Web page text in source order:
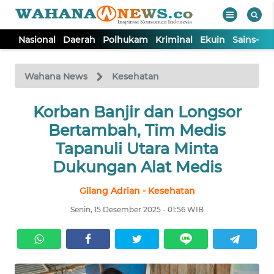
Nasional Daerah Polhukam Kriminal Ekuin Sains-
Wahana News Kesehatan
Korban Banjir dan Longsor
Bertambah, Tim Medis
Tapanuli Utara Minta
Dukungan Alat Medis
Gilang Adrian - Kesehatan
Senin, 15 Desember 2025 - 01:56 WIB
TV
Tutup
NASIONAL
EKUIN